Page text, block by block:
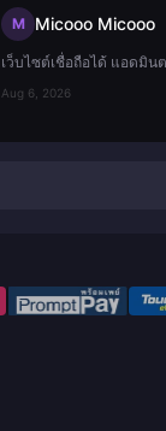
M Micooo Micooo
เว็บไซต์เชื่อถือได้ แอดมิน
Aug 6, 2026